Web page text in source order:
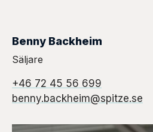
Benny Backheim
Säljare
+46 72 45 56 699
benny.backheim@spitze.se